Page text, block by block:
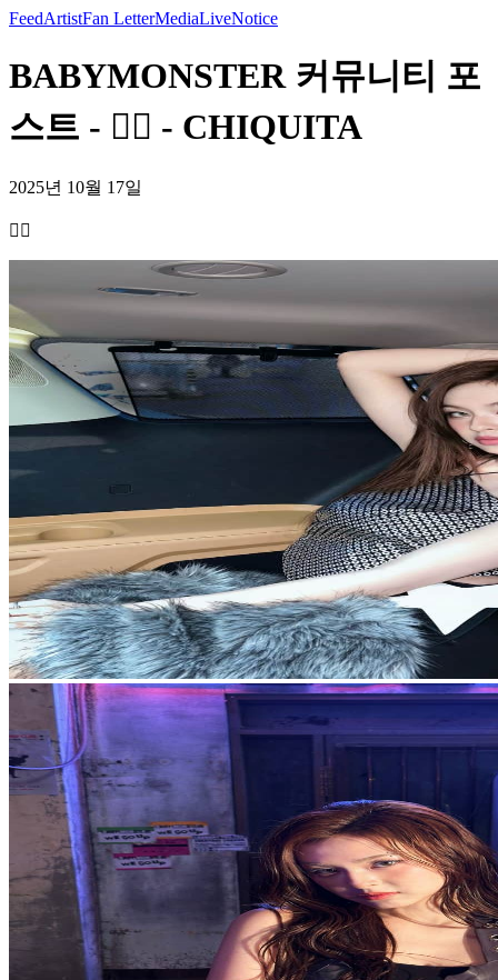
FeedArtistFan LetterMediaLiveNotice
BABYMONSTER 커뮤니티 포
스트 - ❤️‍🔥 - CHIQUITA
2025년 10월 17일
❤️‍🔥